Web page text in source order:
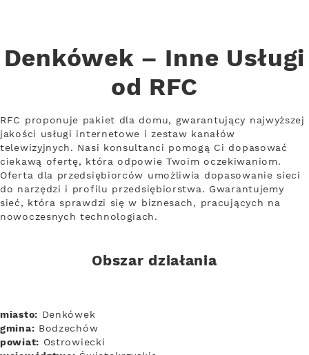
Denkówek – Inne Usługi
od RFC
RFC proponuje pakiet dla domu, gwarantujący najwyższej
jakości usługi internetowe i zestaw kanałów
telewizyjnych. Nasi konsultanci pomogą Ci dopasować
ciekawą ofertę, która odpowie Twoim oczekiwaniom.
Oferta dla przedsiębiorców umożliwia dopasowanie sieci
do narzędzi i profilu przedsiębiorstwa. Gwarantujemy
sieć, która sprawdzi się w biznesach, pracujących na
nowoczesnych technologiach.
Obszar działania
miasto: Denkówek
gmina: Bodzechów
powiat: Ostrowiecki